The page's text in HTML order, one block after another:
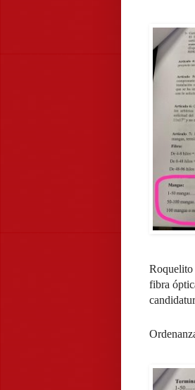
Roquelito
fibra